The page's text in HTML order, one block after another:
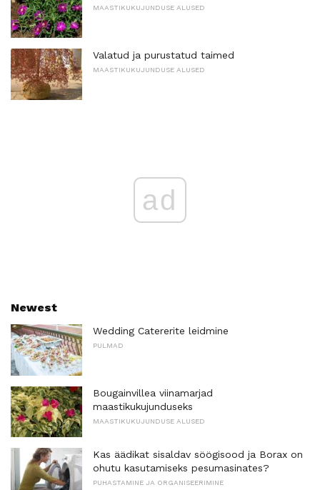
MAASTIKUKUJUNDUSE ALUSED
Valatud ja purustatud taimed
MAASTIKUKUJUNDUSE ALUSED
ad
Newest
Wedding Catererite leidmine
PULMAD
Bougainvillea viinamarjad
maastikukujunduseks
MAASTIKUKUJUNDUSE ALUSED
Kas äädikat sisaldav söögisood ja Borax on
ohutu kasutamiseks pesumasinates?
PUHASTAMINE JA ORGANISEERIMINE